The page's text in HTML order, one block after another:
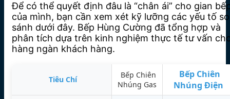
Để có thể quyết định đâu là “chân ái” cho gian
của mình, bạn cần xem xét kỹ lưỡng các yếu tố so
sánh dưới đây. Bếp Hùng Cường đã tổng hợp và
phân tích dựa trên kinh nghiệm thực tế tư vấn
hàng ngàn khách hàng.
Tiêu Chí
Bếp Chiên
Nhúng Gas
Bếp Chiên
Nhúng Điện